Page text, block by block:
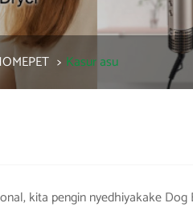
Kasur asu
kita pengin nyedhiyakake Dog